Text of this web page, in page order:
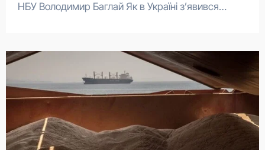
НБУ Володимир Баглай Як в Україні зʼявився…